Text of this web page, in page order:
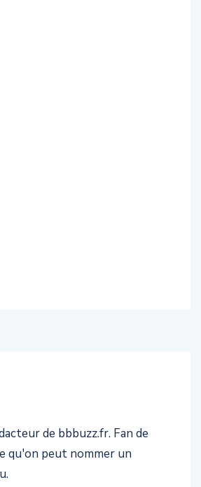
de bbbuzz.fr. Fan de
qu'on peut nommer un